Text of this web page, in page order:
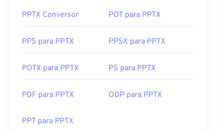
PPTX Conversor POT para PPTX
PPS para PPTX PPSX para PPTX
POTX para PPTX PS para PPTX
PDF para PPTX ODP para PPTX
PPT para PPTX